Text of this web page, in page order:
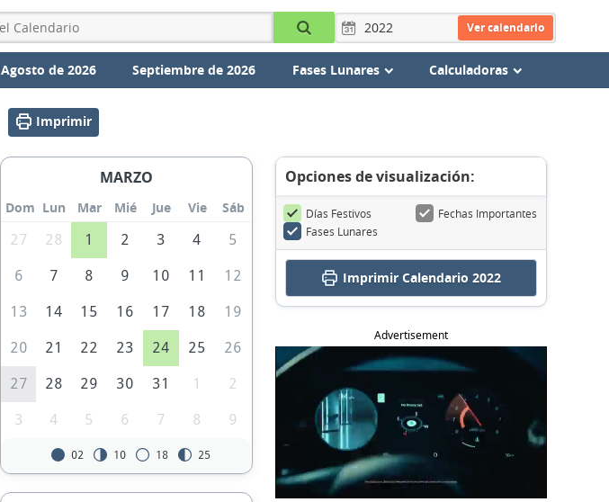
Ver calendario
Agosto de 2026 Septiembre de 2026 Fases Lunares Calculadoras
Imprimir
MARZO
Dom Lun Mar Mié Jue Vie
Sáb
27
28 1 2 3 4 5
6 7 8 9 10 11 12
13 14 15 16 17 18 19
20 21 22 23 24 25 26
27 28 29 30 31 1 2
3 4 5 6 7 8 9
02 10 18 25
Opciones de visualización:
Días Festivos
Fechas Importantes
Fases Lunares
ImprimirCalendario 2022
Advertisement